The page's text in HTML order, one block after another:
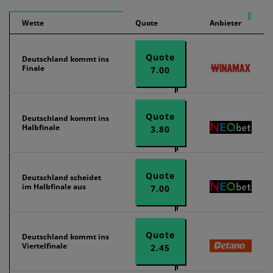
Wette Quote Anbieter
Deutschland kommt ins
Finale
Quote
7.00
Deutschland kommt ins
Halbfinale
Quote
3.80
Deutschland scheidet
im Halbfinale aus
Quote
7.00
Deutschland kommt ins
Viertelfinale
Quote
2.45